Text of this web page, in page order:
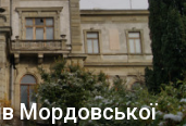
Мордовської